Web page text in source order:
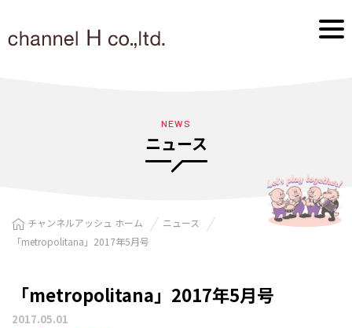
NEWS
ニュース
チャンネルアッシュ ホーム
ニュース
「metropolitana」2017年5月号
「metropolitana」2017年5月号
2017.05.01